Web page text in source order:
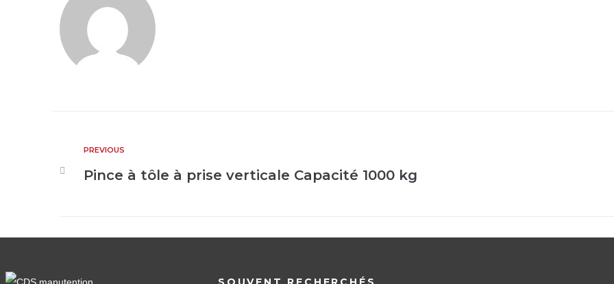
PREVIOUS
Pince à tôle à prise verticale Capacité 1000 kg